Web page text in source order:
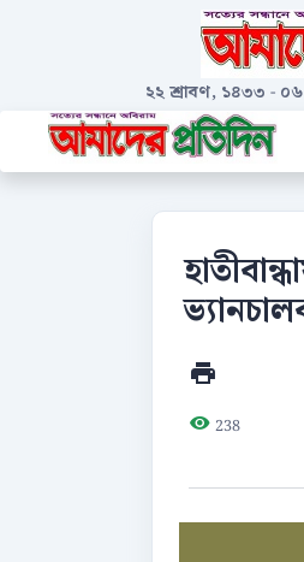
২২ শ্রাবণ, ১৪৩৩ -
238